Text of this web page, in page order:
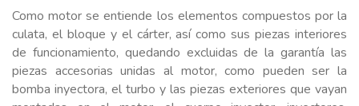
Como motor se entiende los elementos compuestos por la
culata, el bloque y el cárter, así como sus piezas interiores
de funcionamiento, quedando excluidas de la garantía las
piezas accesorias unidas al motor, como pueden ser la
bomba inyectora, el turbo y las piezas exteriores que vayan